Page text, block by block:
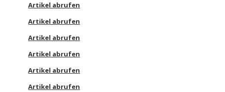
Artikel abrufen
Artikel abrufen
Artikel abrufen
Artikel abrufen
Artikel abrufen
Artikel abrufen